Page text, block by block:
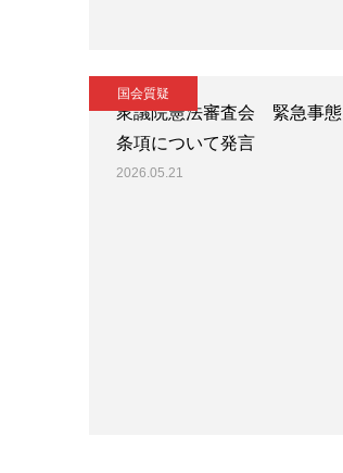
国会質疑
衆議院憲法審査会 緊急事態
条項について発言
2026.05.21